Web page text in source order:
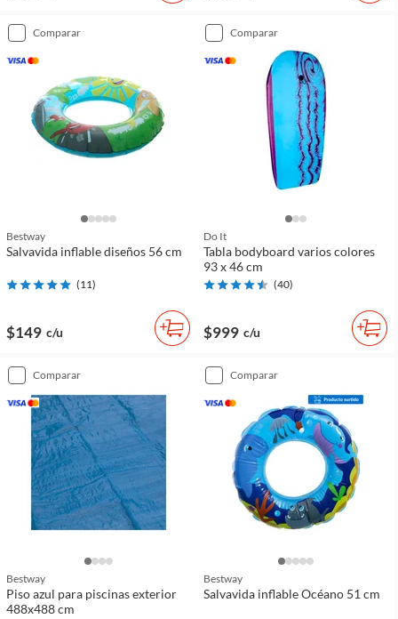
comparar
Bestway
Salvavida inflable diseños 56 cm
(11)
$149 c/u
comparar
Do It
Tabla bodyboard varios colores
93 x 46 cm
(40)
$999 c/u
comparar
Bestway
Piso azul para piscinas exterior
488x488 cm
comparar
Bestway
Salvavida inflable Océano 51 cm